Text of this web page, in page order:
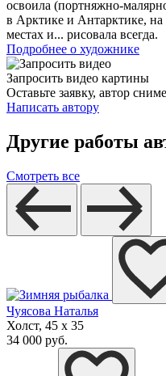
освоила (портняжно-
в Арктике и Антарктике,
местах и... рисовала всегда.
Подробнее о художнике
Запросить видео картины
Оставьте заявку, автор
Написать автору
Другие работы
Смотреть все
Чуясова Наталья
Холст, 45 x 35
34 000 руб.